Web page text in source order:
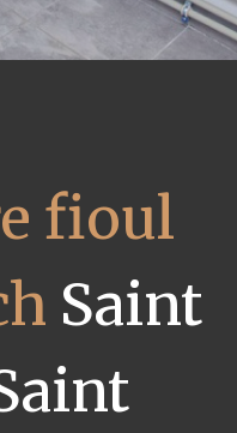
fioul
Saint